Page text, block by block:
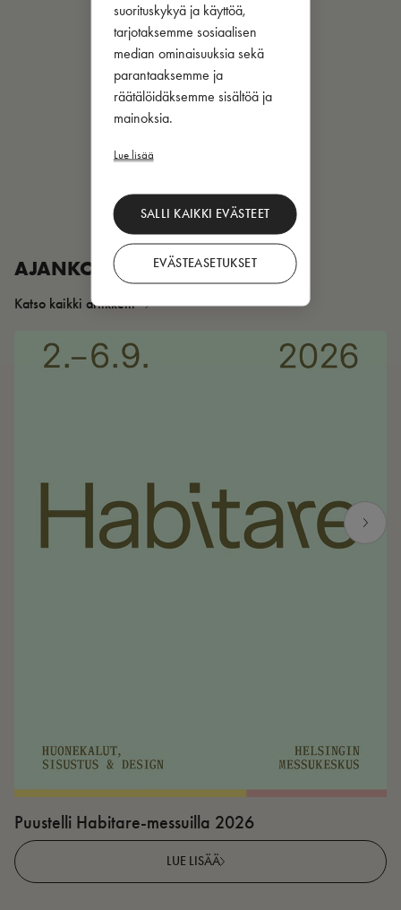
suorituskykyä ja käyttöä,
tarjotaksemme sosiaalisen
median ominaisuuksia sekä
parantaaksemme ja
räätälöidäksemme sisältöä ja
mainoksia.
Lue lisää
SALLI KAIKKI EVÄSTEET
EVÄSTEASETUKSET
AJANKOHTAISTA
Katso kaikki artikkelit
Puustelli Habitare-messuilla 2026
LUE LISÄÄ